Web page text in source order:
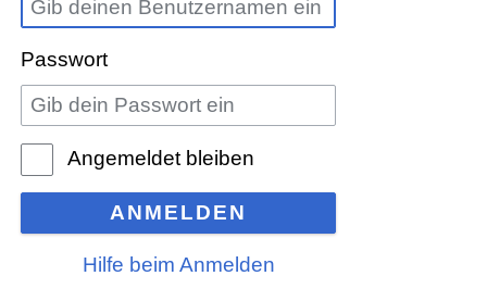
Passwort
Angemeldet bleiben
ANMELDEN
Hilfe beim Anmelden